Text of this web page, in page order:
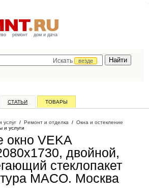
ремонт дом и дача
Искать
везде
СТАТЬИ ТОВАРЫ
услуг / Ремонт и отделка / Окна и остекление
и услуги
окно VEKA
двойной,
стеклопакет
MACO. Москва